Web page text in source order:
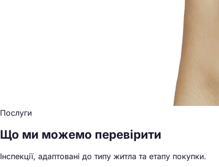
Послуги
Що ми можемо перевірити
Інспекції, адаптовані до типу житла та етапу покупки.